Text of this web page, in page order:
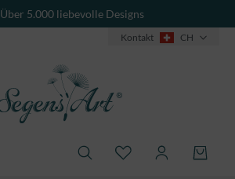
Über 5.000 liebevolle Designs
Individuelle Geschenke
Kontakt CH